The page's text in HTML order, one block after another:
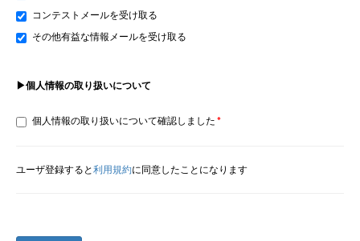
コンテストメールを受け取る
その他有益な情報メールを受け取る
▶個人情報の取り扱いについて
個人情報の取り扱いについて確認しました
ユーザ登録すると利用規約に同意したことになります